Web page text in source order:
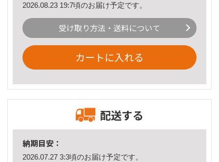
2026.08.23 19:7頃のお届け予定です。
受け取り方法・送料について
カートに入れる
配送する
納期目安：
2026.07.27 3:3頃のお届け予定です。